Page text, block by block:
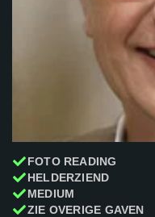
FOTO READING
HELDERZIEND
MEDIUM
ZIE OVERIGE GAVEN